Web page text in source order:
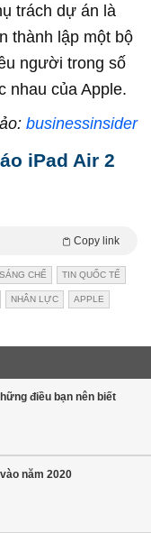
trách dự án là
thành lập một bộ
người trong số
nhau của Apple.
businessinsider
iPad Air 2
Copy link
CHẾ TIN QUỐC TẾ
NHÂN LỰC APPLE
điều bạn nên biết
năm 2020